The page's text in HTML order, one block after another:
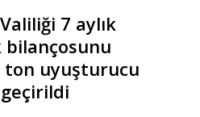
7 aylık
ton uyuşturucu